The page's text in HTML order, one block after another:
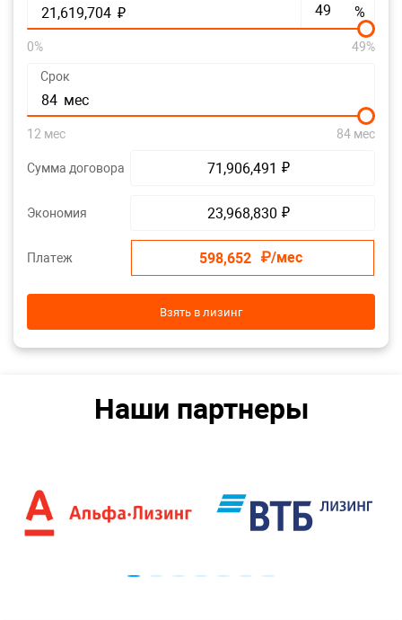
21,619,704 ₽ %
0% 49%
Срок
84 мес
12 мес 84 мес
Сумма договора 71,906,491₽
Экономия 23,968,830₽
Платеж 598,652₽/мес
Взять в лизинг
Наши партнеры